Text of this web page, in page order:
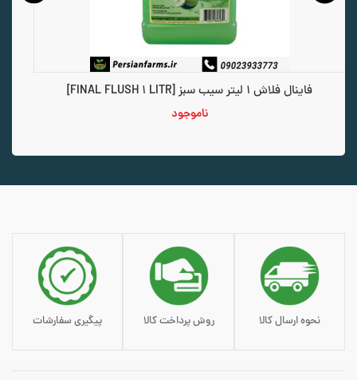
فاینال فلاش 1 لیتر توت فرنگی [FINAL FLUSH 1 LITR]
نحوه ارسال کالا روش پرداخت کالا پیگیری سفارشات